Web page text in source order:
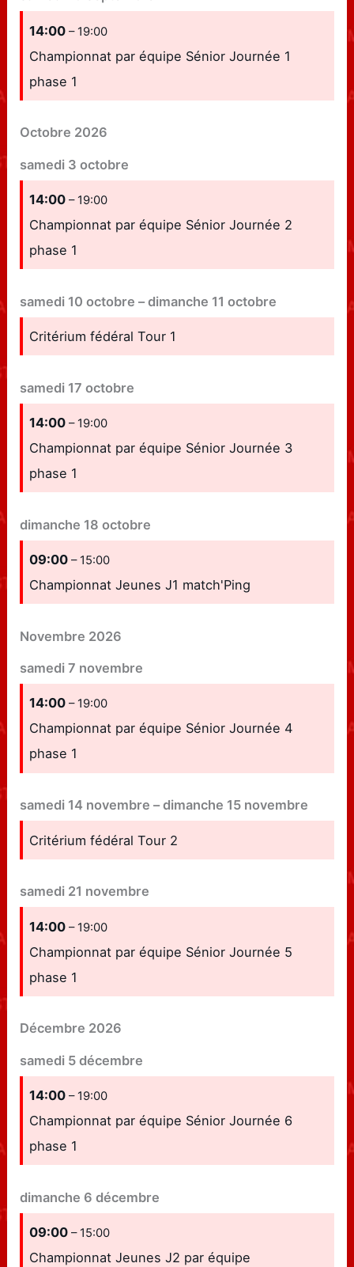
14:00– 19:00
Championnat par équipe Sénior Journée 1
phase 1
Octobre 2026
samedi 3 octobre
14:00– 19:00
Championnat par équipe Sénior Journée 2
phase 1
samedi 10 octobre –dimanche 11 octobre
Critérium fédéral Tour 1
samedi 17 octobre
14:00– 19:00
Championnat par équipe Sénior Journée 3
phase 1
dimanche 18 octobre
09:00– 15:00
Championnat Jeunes J1 match'Ping
Novembre 2026
samedi 7 novembre
14:00– 19:00
Championnat par équipe Sénior Journée 4
phase 1
samedi 14 novembre –dimanche 15 novembre
Critérium fédéral Tour 2
samedi 21 novembre
14:00– 19:00
Championnat par équipe Sénior Journée 5
phase 1
Décembre 2026
samedi 5 décembre
14:00– 19:00
Championnat par équipe Sénior Journée 6
phase 1
dimanche 6 décembre
09:00– 15:00
Championnat Jeunes J2 par équipe